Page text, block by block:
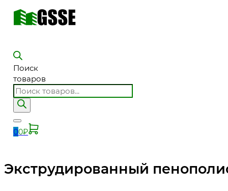
Поиск
товаров
00₽
Экструдированный